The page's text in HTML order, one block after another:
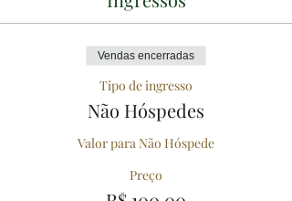
Vendas encerradas
Tipo de ingresso
Não Hóspedes
Valor para Não Hóspede
Preço